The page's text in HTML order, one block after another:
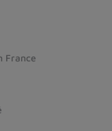
France